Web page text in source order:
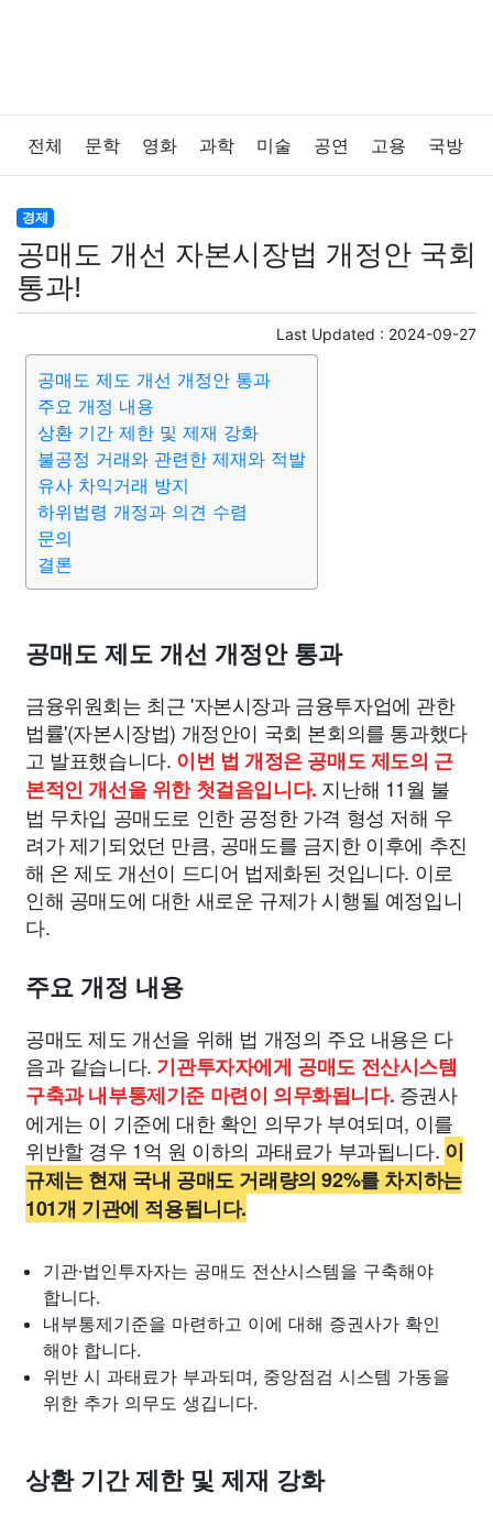
전체 문학 영화 과학 미술 공연 고용 국방
법률
보건 질병 가요 방송 일상 주식 암호화폐
반려동물 패션 미용
증권 인테리어 요리 상품리뷰
게임 스포츠 사진 대출 자동차
맛집 IT 컴퓨터 기술
의료
경제
공매도 개선 자본시장법 개정안 국회
통과!
Last Updated : 2024-09-27
공매도 제도 개선 개정안 통과
주요 개정 내용
상환 기간 제한 및 제재 강화
불공정 거래와 관련한 제재와 적발
유사 차익거래 방지
하위법령 개정과 의견 수렴
문의
결론
공매도 제도 개선 개정안 통과
금융위원회는 최근 '자본시장과 금융투자업에 관한
법률'(자본시장법) 개정안이 국회 본회의를 통과했다
고 발표했습니다. 이번 법 개정은 공매도 제도의 근
본적인 개선을 위한 첫걸음입니다. 지난해 11월 불
법 무차입 공매도로 인한 공정한 가격 형성 저해 우
려가 제기되었던 만큼, 공매도를 금지한 이후에 추진
해 온 제도 개선이 드디어 법제화된 것입니다. 이로
인해 공매도에 대한 새로운 규제가 시행될 예정입니
다.
주요 개정 내용
공매도 제도 개선을 위해 법 개정의 주요 내용은 다
음과 같습니다. 기관투자자에게 공매도 전산시스템
구축과 내부통제기준 마련이 의무화됩니다. 증권사
에게는 이 기준에 대한 확인 의무가 부여되며, 이를
위반할 경우 1억 원 이하의 과태료가 부과됩니다. 이
규제는 현재 국내 공매도 거래량의 92%를 차지하는
101개 기관에 적용됩니다.
기관·법인투자자는 공매도 전산시스템을 구축해야
합니다.
내부통제기준을 마련하고 이에 대해 증권사가 확인
해야 합니다.
위반 시 과태료가 부과되며, 중앙점검 시스템 가동을
위한 추가 의무도 생깁니다.
상환 기간 제한 및 제재 강화